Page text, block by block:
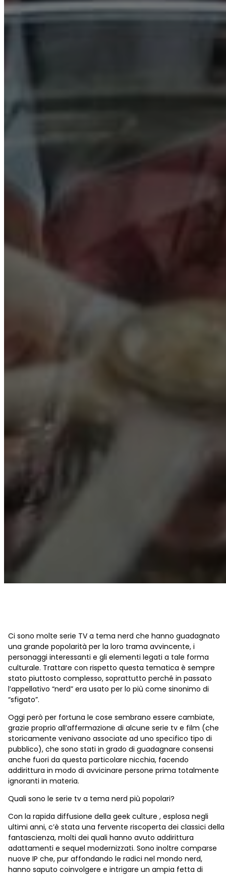
Ci sono molte serie TV a tema nerd che hanno guadagnato
una grande popolarità per la loro trama avvincente, i
personaggi interessanti e gli elementi legati a tale forma
culturale. Trattare con rispetto questa tematica è sempre
stato piuttosto complesso, soprattutto perché in passato
l’appellativo “nerd” era usato per lo più come sinonimo di
“sfigato”.
Oggi però per fortuna le cose sembrano essere cambiate,
grazie proprio all’affermazione di alcune serie tv e film (che
storicamente venivano associate ad uno specifico tipo di
pubblico), che sono stati in grado di guadagnare consensi
anche fuori da questa particolare nicchia, facendo
addirittura in modo di avvicinare persone prima totalmente
ignoranti in materia.
Quali sono le serie tv a tema nerd più popolari?
Con la rapida diffusione della geek culture , esplosa negli
ultimi anni, c’è stata una fervente riscoperta dei classici della
fantascienza, molti dei quali hanno avuto addirittura
adattamenti e sequel modernizzati. Sono inoltre comparse
nuove IP che, pur affondando le radici nel mondo nerd,
hanno saputo coinvolgere e intrigare un ampia fetta di